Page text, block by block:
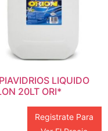
LIQUIDO
20LT ORI*
Registrate Para